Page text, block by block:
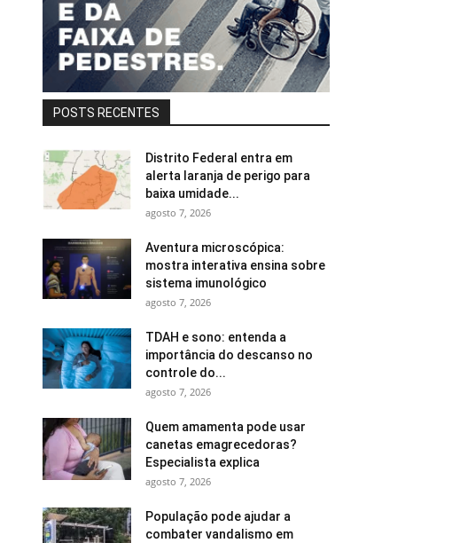
POSTS RECENTES
Distrito Federal entra em
alerta laranja de perigo para
baixa umidade...
agosto 7, 2026
Aventura microscópica:
mostra interativa ensina sobre
sistema imunológico
agosto 7, 2026
TDAH e sono: entenda a
importância do descanso no
controle do...
agosto 7, 2026
Quem amamenta pode usar
canetas emagrecedoras?
Especialista explica
agosto 7, 2026
População pode ajudar a
combater vandalismo em